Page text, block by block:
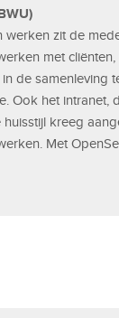
werken zit de
met
de samenleving
Ook het intranet,
kreeg
Met